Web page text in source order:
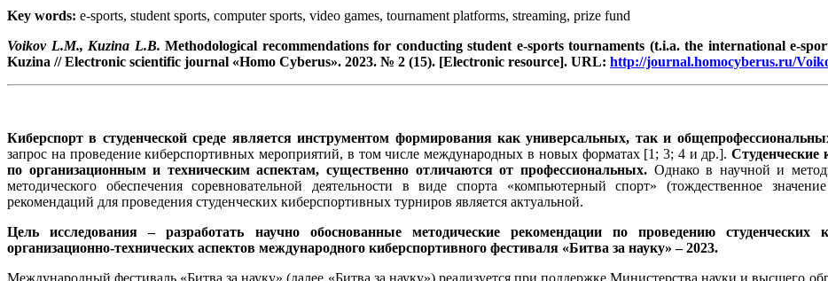
Key words: e-sports, student sports, computer sports, video games, tournament platforms, streaming, prize fund
Voikov L.M., Kuzina L.B. Methodological recommendations for conducting student e-sports tournaments (t.i.a. the international e-
Kuzina //Electronic scientific journal «Homo Cyberus». 2023. № 2 (15). [Electronic resource]. URL: http://journal.homocyberus.ru/
Киберспорт в студенческой среде является инструментом формирования как универсальных, так и
запрос на проведение киберспортивных мероприятий, в том числе международных в новых форматах [1; 3; 4 и др.].
по организационным и техническим аспектам, существенно отличаются от профессиональных.Однако в научной и
методического обеспечения соревновательной деятельности в виде спорта «компьютерный спорт» (тождественное
рекомендаций для проведения студенческих киберспортивных турниров является актуальной.
Цель исследования
– разработать научно обоснованные методические рекомендации по проведению
организационно-технических аспектов международного киберспортивного фестиваля «Битва за науку» – 2023.
Международный фестиваль «Битва за науку» (далее «Битва за науку») реализуется при поддержке Министерства науки и высшего